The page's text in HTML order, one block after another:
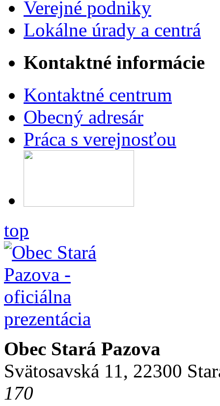
Verejné podniky
Lokálne úrady a centrá
Kontaktné informácie
Kontaktné centrum
Obecný adresár
Práca s verejnosťou
top
Obec Stará Pazova
Svätosavská 11, 22300
170